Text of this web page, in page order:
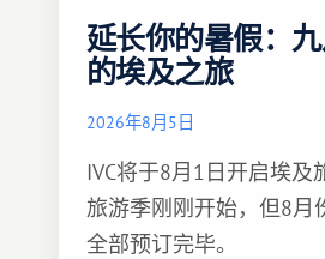
延长你的暑假：
的埃及之旅
2026年8月5日
IVC将于8月1日开启埃及
旅游季刚刚开始，但8月
全部预订完毕。